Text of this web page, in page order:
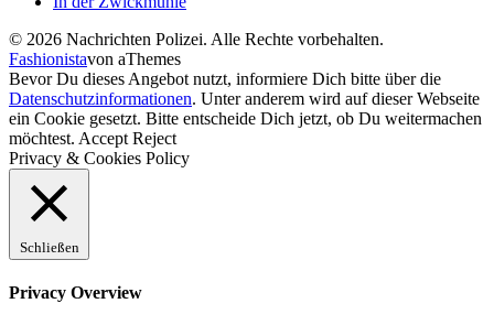
© 2026 Nachrichten Polizei. Alle Rechte vorbehalten.
Fashionistavon aThemes
Bevor Du dieses Angebot nutzt, informiere Dich bitte über die
Datenschutzinformationen. Unter anderem wird auf dieser Webseite
ein Cookie gesetzt. Bitte entscheide Dich jetzt, ob Du weitermachen
möchtest. Accept Reject
Privacy & Cookies Policy
Schließen
Privacy Overview